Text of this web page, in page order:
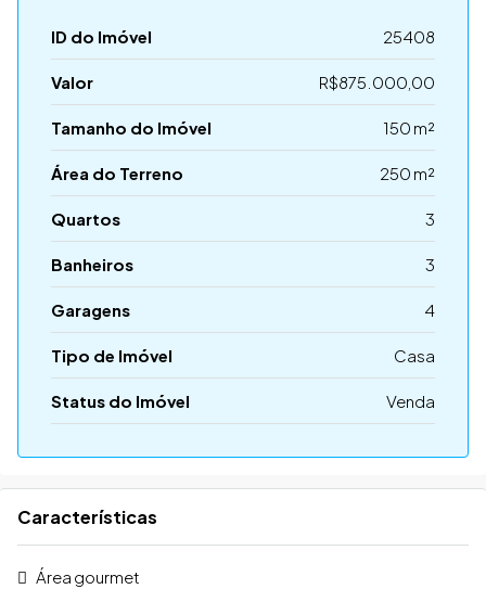
ID do Imóvel 25408
Valor R$875.000,00
Tamanho do Imóvel 150 m²
Área do Terreno 250 m²
Quartos 3
Banheiros 3
Garagens 4
Tipo de Imóvel Casa
Status do Imóvel Venda
Características
Área gourmet